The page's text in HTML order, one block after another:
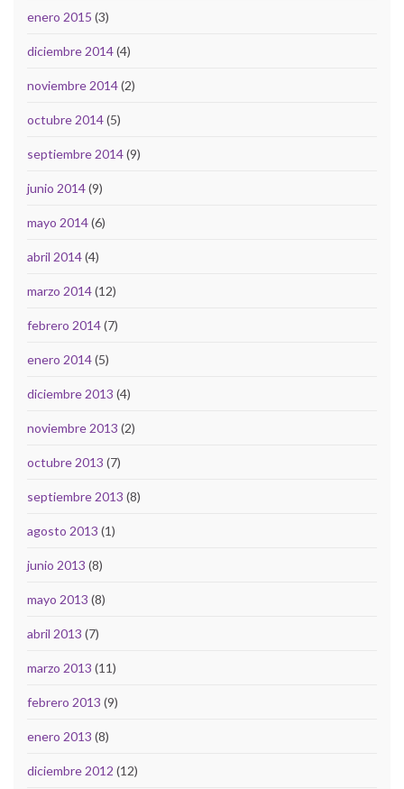
enero 2015 (3)
diciembre 2014(4)
noviembre 2014(2)
octubre 2014(5)
septiembre 2014(9)
junio 2014(9)
mayo 2014(6)
abril 2014(4)
marzo 2014(12)
febrero 2014(7)
enero 2014(5)
diciembre 2013 (4)
noviembre 2013 (2)
octubre 2013 (7)
septiembre 2013 (8)
agosto 2013 (1)
junio 2013 (8)
mayo 2013 (8)
abril 2013 (7)
marzo 2013 (11)
febrero 2013 (9)
enero 2013 (8)
diciembre 2012 (12)